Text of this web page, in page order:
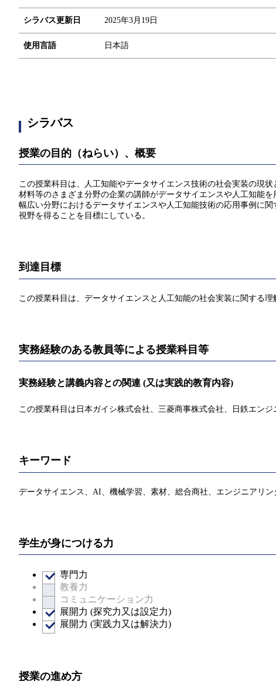
シラバス更新日 2025年3月19日
使用言語 日本語
シラバス
授業の目的（ねらい）、概要
この授業科目は、人工知能やデータサイエンス技術の社会実装の現
材料等のさまざま分野の企業の講師がデータサイエンスや人工知能を
幅広い分野におけるデータサイエンスや人工知能技術の応用事例に
視野を得ることを目標にしている。
到達目標
この授業科目は、データサイエンスと人工知能の社会実装に関する
実務経験のある教員等による授業科目等
実務経験と講義内容との関連 (又は実践的教育内容)
この授業科目は日本ガイシ株式会社、三菱商事株式会社、日鉄エン
キーワード
データサイエンス、AI、機械学習、素材、総合商社、エンジニアリ
学生が身につける力
専門力
教養力
コミュニケーション力
展開力 (探究力又は設定力)
展開力 (実践力又は解決力)
授業の進め方